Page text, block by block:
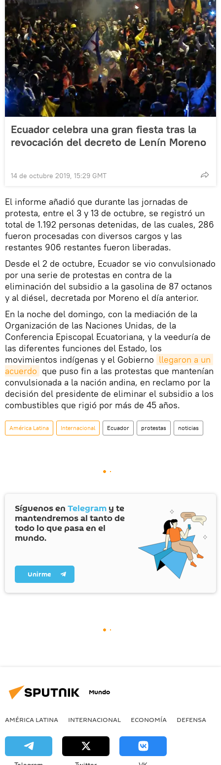
Ecuador celebra una gran fiesta tras la
revocación del decreto de Lenín Moreno
14 de octubre 2019, 15:29 GMT
El informe añadió que durante las jornadas de
protesta, entre el 3 y 13 de octubre, se registró un
total de 1.192 personas detenidas, de las cuales, 286
fueron procesadas con diversos cargos y las
restantes 906 restantes fueron liberadas.
Desde el 2 de octubre, Ecuador se vio convulsionado
por una serie de protestas en contra de la
eliminación del subsidio a la gasolina de 87 octanos
y al diésel, decretada por Moreno el día anterior.
En la noche del domingo, con la mediación de la
Organización de las Naciones Unidas, de la
Conferencia Episcopal Ecuatoriana, y la veeduría de
las diferentes funciones del Estado, los
movimientos indígenas y el Gobierno llegaron a un
acuerdo que puso fin a las protestas que mantenían
convulsionada a la nación andina, en reclamo por la
decisión del presidente de eliminar el subsidio a los
combustibles que rigió por más de 45 años.
América Latina Internacional Ecuador protestas noticias
Síguenos en Telegram y te
mantendremos al tanto de
todo lo que pasa en el
mundo.
Unirme
Mundo
AMÉRICA LATINA INTERNACIONAL ECONOMÍA DEFENSA